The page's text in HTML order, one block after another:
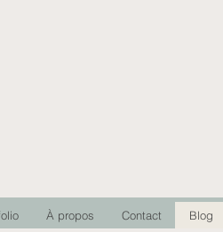
À propos Contact Blog